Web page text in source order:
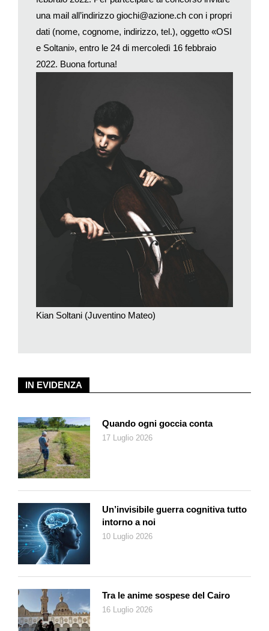
mai le diteggiature, voleva che trovassi una mia strada. È stato
un mentore, generoso e illuminante».
Attraverso Monighetti, dunque, Soltani ha potuto attingere allo
Shostakovich. I due erano amici e più volte il grande Slava gli
giornale che Shostakovich l’aveva composto, ma non
sapendone nulla pensò che l’avesse scritto per un altro; si
precipitò infuriato a casa di Shostakovich. Questi si giustificò
spiegandogli di temere che l’opera non piacesse e non fosse
all’altezza del suo talento; Slava lo lesse a prima vista
accompagnato dal compositore al pianoforte. Fu il battesimo
domestico di un capolavoro assoluto, e fu pace tra i due che
poi brindarono a bicchieri di vodka.
Tra i violoncellisti d’oggi, Soltani ha una sua trinità personale:
«Yo Yo Ma, per la sua abilità nel far comunicare tra loro culture
diverse, nel cimentarsi in generi differenti creando sempre
progetti convincenti. Steven Isserlis, per la sua purezza e
onestà interpretative. Giovanni Sollima, che è anche
compositore e che attraverso i suoi brani ha creato un modo
nuovo di essere violoncellista». Per dar voce alla sua attività,
Soltani non disdegna i social: «Sono utili, il 90% dei miei
IN EVIDENZA
Quando ogni goccia conta
17 Luglio 2026
Un’invisibile guerra cognitiva tutto
intorno a noi
10 Luglio 2026
Tra le anime sospese del Cairo
16 Luglio 2026
una mail all’indirizzo giochi@azione.ch con i propri
dati (nome, cognome, indirizzo, tel.), oggetto «OSI
e Soltani», entro le 24 di mercoledì 16 febbraio
2022. Buona fortuna!
Kian Soltani (Juventino Mateo)